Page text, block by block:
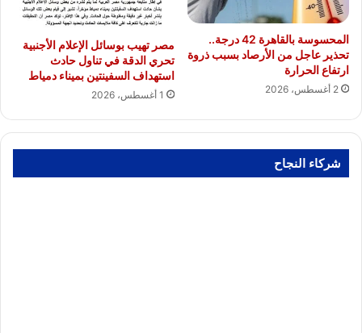
المحسوسة بالقاهرة 42 درجة..
تحذير عاجل من الأرصاد بسبب ذروة
ارتفاع الحرارة
2 أغسطس، 2026
مصر تهيب بوسائل الإعلام الأجنبية
تحري الدقة في تناول حادث
استهداف السفينتين بميناء دمياط
1 أغسطس، 2026
شركاء النجاح